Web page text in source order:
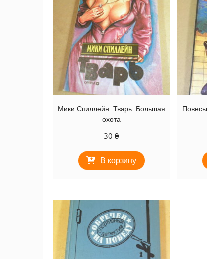
Мики Спиллейн. Тварь. Большая
охота
30₴
В корзину